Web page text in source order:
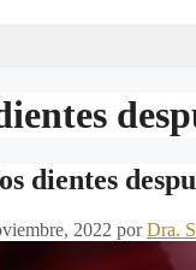
dientes
2022 porDra.